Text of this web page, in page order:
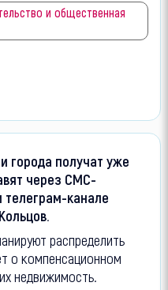
и общественная
города получат уже
через СМС-
канале
распределить
о компенсационном
недвижимость.